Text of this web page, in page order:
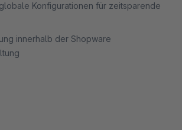
Konfigurationen für zeitsparende
innerhalb der Shopware